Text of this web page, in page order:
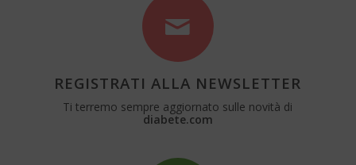
REGISTRATI ALLA NEWSLETTER
Ti terremo sempre aggiornato sulle novità di
diabete.com